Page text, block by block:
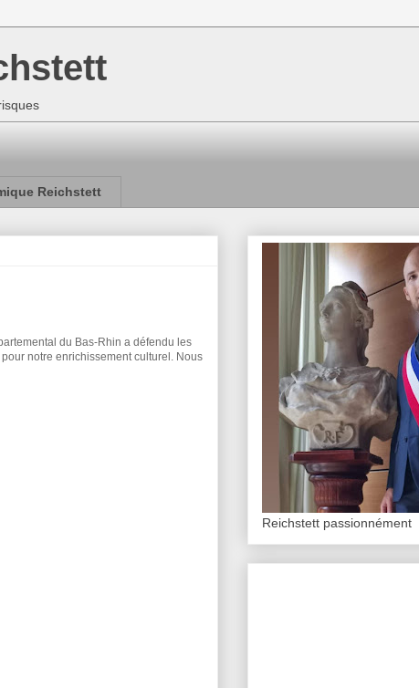
Reichstett
du Bas-Rhin a défendu les
notre enrichissement culturel. Nous
Reichstett passionnément